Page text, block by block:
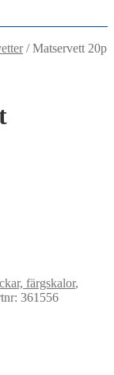
/Matservett 20p
färgskalor,
361556